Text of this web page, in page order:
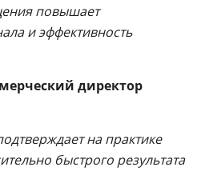
повышает
и эффективность
директор
на практике
быстрого результата